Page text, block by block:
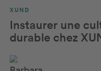
XUND
Instaurer une
durable chez